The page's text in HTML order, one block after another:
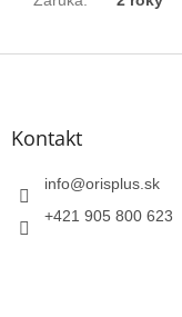
Z
Kontakt
info@orisplus.sk
+421 905 800 623